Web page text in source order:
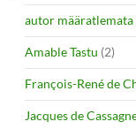
autor määratlemata
Amable Tastu (2)
François-René de
Jacques de